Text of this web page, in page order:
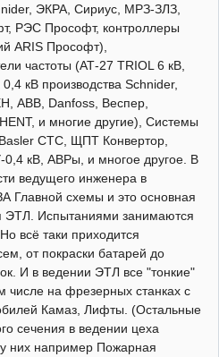
ЭКРА, Сириус, МРЗ-ЗЛЗ,
РЭС Прософт, контроллеры
ARIS Прософт),
частоты (АТ-27 TRIOL 6 кВ,
кВ производства Schnider,
АВВ, Danfoss, Веспер,
и многие другие), Системы
СТС, ЩПТ Конвертор,
кВ, АВРы, и многое другое. В
ведущего инженера в
Главной схемы и это основная
ЭТЛ. Испытаниями занимаются
всё таки приходится
от покраски батарей до
И в ведении ЭТЛ все "тонкие"
числе на фрезерных станках с
Камаз, Лифты. (Остальные
сечения в ведении цеха
них например Пожарная